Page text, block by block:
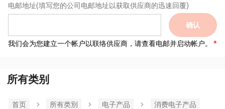
电邮地址(填写您的公司电邮地址以获取供应商的迅速回覆)
确认
我们会为您建立一个帐户以联络供应商，请查看电邮并启动帐户。
所有类别
首页 所有类別 电子产品 消费电子产品